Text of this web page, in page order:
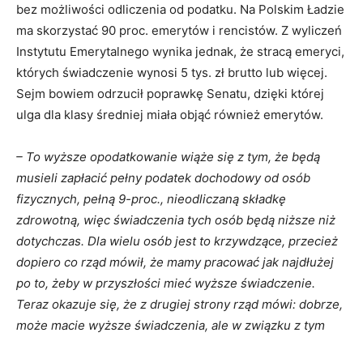
bez możliwości odliczenia od podatku. Na Polskim Ładzie
ma skorzystać 90 proc. emerytów i rencistów. Z wyliczeń
Instytutu Emerytalnego wynika jednak, że stracą emeryci,
których świadczenie wynosi 5 tys. zł brutto lub więcej.
Sejm bowiem odrzucił poprawkę Senatu, dzięki której
ulga dla klasy średniej miała objąć również emerytów.
– To wyższe opodatkowanie wiąże się z tym, że będą
musieli zapłacić pełny podatek dochodowy od osób
fizycznych, pełną 9-proc., nieodliczaną składkę
zdrowotną, więc świadczenia tych osób będą niższe niż
dotychczas. Dla wielu osób jest to krzywdzące, przecież
dopiero co rząd mówił, że mamy pracować jak najdłużej
po to, żeby w przyszłości mieć wyższe świadczenie.
Teraz okazuje się, że z drugiej strony rząd mówi: dobrze,
może macie wyższe świadczenia, ale w związku z tym